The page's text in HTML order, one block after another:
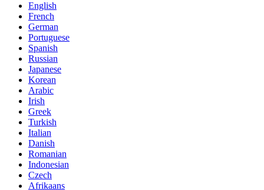
English
French
German
Portuguese
Spanish
Russian
Japanese
Korean
Arabic
Irish
Greek
Turkish
Italian
Danish
Romanian
Indonesian
Czech
Afrikaans